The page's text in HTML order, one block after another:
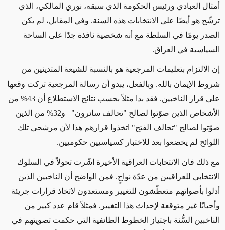
أمثال العبادي ورئيس الحكومة الذي سبقه، نوري المالكي، الذي
ترشّح هو أيضًا على الانتخابات هذه السنة. وفي المقابل، لم يكن
الصدر يومًا في السلطة مع أنه شخصية نافذة جدًا على الساحة
السياسية في العراق.
إن الالتزام بتعليمات المرجعية هو بالنسبة للشيعة المتدينين من
شروط الإيمان بالله. وبالفعل، يبدو أن رسالة المرجعية تركت وقعها
على قرار الناخبين. فقد بدا مثلاً بحسب نتائج الاستطلاع أن 43% من
الأشخاص الذين صوّتوا لصالح "تحالف سائرون" و32% من الذين
صوّتوا لصالح "تحالف الفتح" اتخذوا قرارهم هذا لأن مرشحي تلك
اللوائح لم يخضعوا بعد للاختبار كسياسيين حكوميين.
مع ذلك فان الانتخابات العراقية الأخيرة اشّرت تحولاً في السلوك
الانتخابي للعراقيين من عدّة نواحٍ. فمن الواضح أن الناخبين الذين
أدلوا بأصواتهم متعطّشون للتغيير ومستعدون لاتخاذ قرارات جريئة
وأحيانًا غير متوقعة لإحداث هذا التغيير. فمثلاً قام عدد كبير من
الناخبين السُّنة باجتياز الخطوط الطائفية التي حكمت تصويتهم في